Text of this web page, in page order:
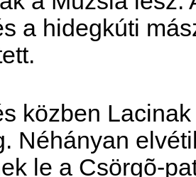
a hidegkúti
közben
Néhányan
le a Csörgõ-